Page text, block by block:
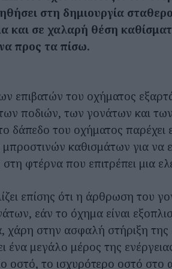
στη δημιουργία
και σε χαλαρή θέση
προς τα πίσω.
επιβατών του οχήματος
ποδιών, των γονάτων και των
δάπεδο του οχήματος παρέχει
καθισμάτων για να
φτέρνα που επιτρέπει μια
επίσης ότι η άρθρωση του
εάν το όχημα είναι
χάρη στην ασφαλή στήριξη
ένα μεγάλο μέρος της
οστό, το ισχυρότερο οστό